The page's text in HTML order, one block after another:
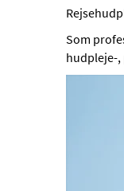
Som
hudpleje-,